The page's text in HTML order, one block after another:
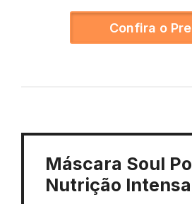
Confira o
Máscara Soul
Nutrição Intensa